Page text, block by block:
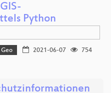
Python
Geo 2021-06-07
754